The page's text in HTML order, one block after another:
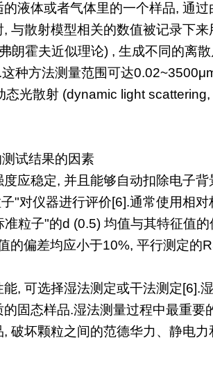
液体或者气体里的一个样品, 通
与散射模型相关的数值被记录下
朗霍夫近似理论) , 生成不同的离
种方法测量范围可达
态光散射 (dynamic light
试结果的因素
应稳定, 并且能够自动扣除电子
"对仪器进行评价[6].通常使用相
粒子"的d (0.5) 均值与其特征值
的偏差均应小于10%, 平行测定的
, 可选择湿法测定或干法测定[6].
固态样品.湿法测量过程中最重
破坏颗粒之间的范德华力、静电